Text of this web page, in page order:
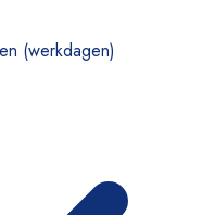
(werkdagen)